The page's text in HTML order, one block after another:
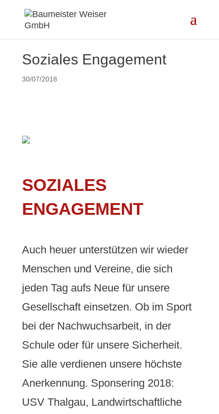
Soziales Engagement
30/07/2018
SOZIALES
ENGAGEMENT
Auch heuer unterstützen wir wieder
Menschen und Vereine, die sich
jeden Tag aufs Neue für unsere
Gesellschaft einsetzen. Ob im Sport
bei der Nachwuchsarbeit, in der
Schule oder für unsere Sicherheit.
Sie alle verdienen unsere höchste
Anerkennung. Sponsering 2018:
USV Thalgau, Landwirtschaftliche